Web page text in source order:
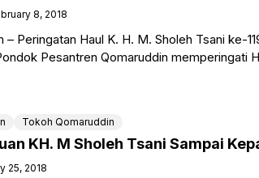
8, 2018
Peringatan Haul K. H. M. Sholeh Tsani ke-
Pesantren Qomaruddin memperingati
Tokoh Qomaruddin
KH. M Sholeh Tsani Sampai
25, 2018